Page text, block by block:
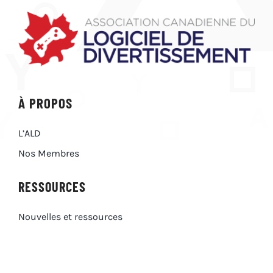
À PROPOS
L’ALD
Nos Membres
RESSOURCES
Nouvelles et ressources